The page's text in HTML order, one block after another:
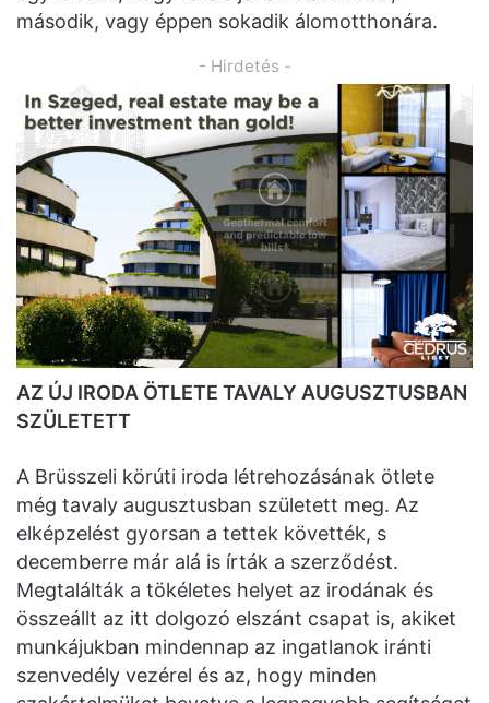
második, vagy éppen sokadik álomotthonára.
- Hirdetés -
AZ ÚJ IRODA ÖTLETE TAVALY AUGUSZTUSBAN
SZÜLETETT
A Brüsszeli körúti iroda létrehozásának ötlete
még tavaly augusztusban született meg. Az
elképzelést gyorsan a tettek követték, s
decemberre már alá is írták a szerződést.
Megtalálták a tökéletes helyet az irodának és
összeállt az itt dolgozó elszánt csapat is, akiket
munkájukban mindennap az ingatlanok iránti
szenvedély vezérel és az, hogy minden